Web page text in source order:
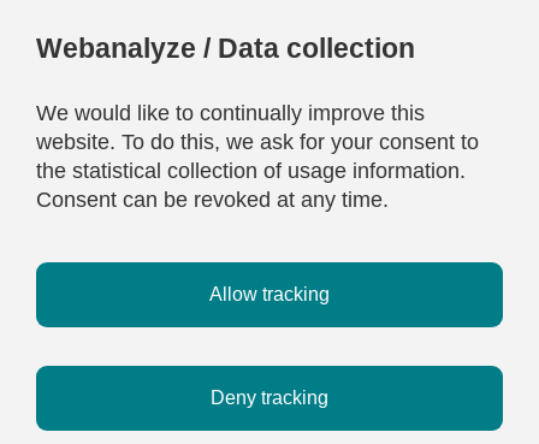
Webanalyze / Data collection
We would like to continually improve this
website. To do this, we ask for your consent to
the statistical collection of usage information.
Consent can be revoked at any time.
Allow tracking
Deny tracking